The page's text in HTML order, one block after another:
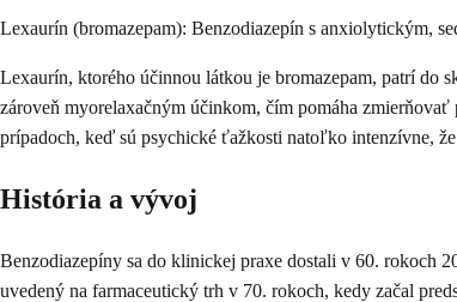
Lexaurín (bromazepam): Benzodiazepín s anxiolytickým,
Lexaurín, ktorého účinnou látkou je bromazepam, patrí do
zároveň myorelaxačným účinkom, čím pomáha
prípadoch, keď sú psychické ťažkosti natoľko intenzívne,
História a vývoj
Benzodiazepíny sa do klinickej praxe dostali v 60. rokoch
uvedený na farmaceutický trh v 70. rokoch, kedy začal